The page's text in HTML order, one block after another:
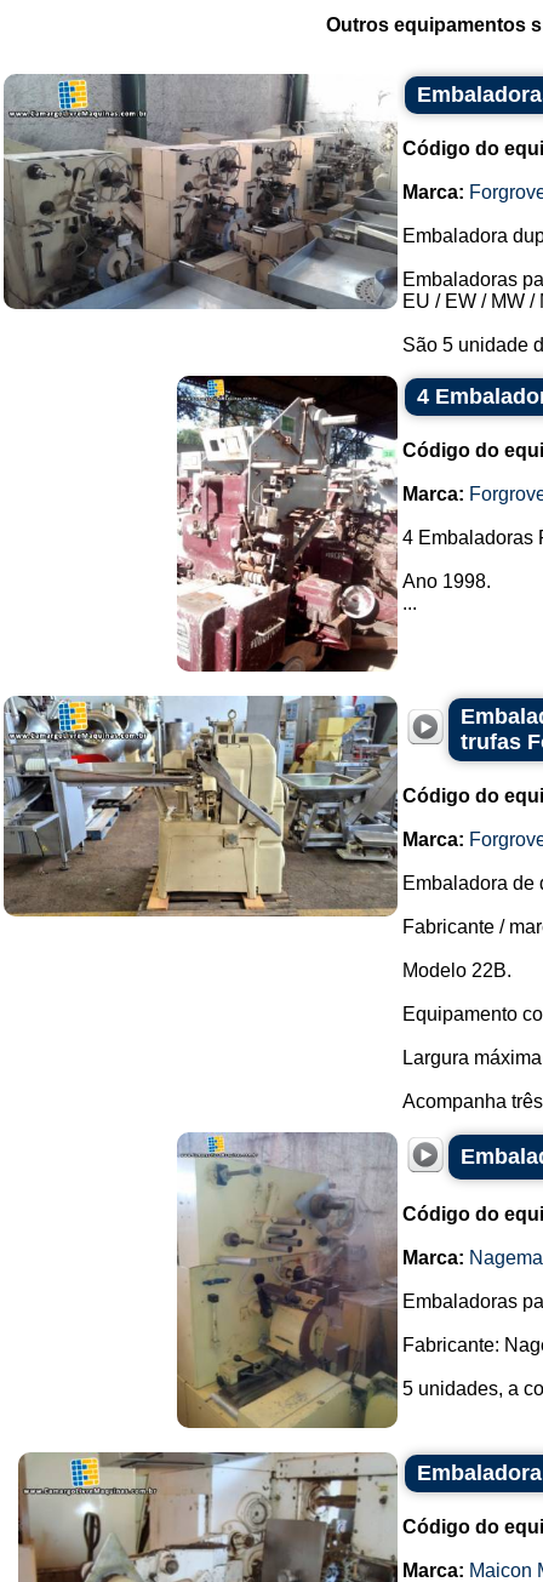
Outros equipamentos
Código do
Marca:
Embaladora
Embaladoras
EU / EW / MW
São 5 unidade
4
Código do
Marca:
4 Embaladoras
Ano 1998.
...
trufas
Código do
Marca:
Embaladora de
Fabricante /
Modelo 22B.
Equipamento
Largura
Acompanha
Código do
Marca: Nagema
Embaladoras
Fabricante:
5 unidades, a
Código do
Marca: Maicon